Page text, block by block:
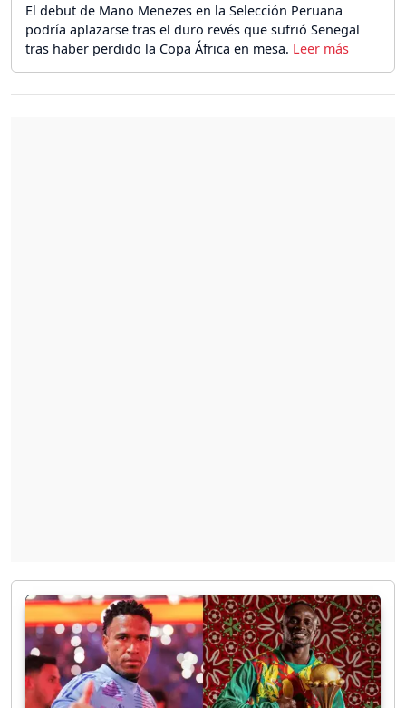
El debut de Mano Menezes en la Selección Peruana
podría aplazarse tras el duro revés que sufrió Senegal
tras haber perdido la Copa África en mesa.